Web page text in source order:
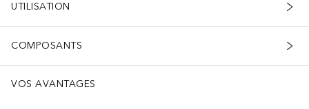
UTILISATION
COMPOSANTS
VOS AVANTAGES